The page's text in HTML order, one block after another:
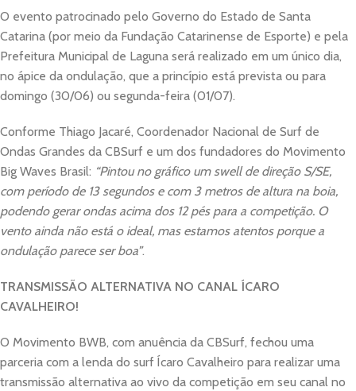
O evento patrocinado pelo Governo do Estado de Santa
Catarina (por meio da Fundação Catarinense de Esporte) e pela
Prefeitura Municipal de Laguna será realizado em um único dia,
no ápice da ondulação, que a princípio está prevista ou para
domingo (30/06) ou segunda-feira (01/07).
Conforme Thiago Jacaré, Coordenador Nacional de Surf de
Ondas Grandes da CBSurf e um dos fundadores do Movimento
Big Waves Brasil: “Pintou no gráfico um swell de direção S/SE,
com período de 13 segundos e com 3 metros de altura na boia,
podendo gerar ondas acima dos 12 pés para a competição. O
vento ainda não está o ideal, mas estamos atentos porque a
ondulação parece ser boa”.
TRANSMISSÃO ALTERNATIVA NO CANAL ÍCARO
CAVALHEIRO!
O Movimento BWB, com anuência da CBSurf, fechou uma
parceria com a lenda do surf Ícaro Cavalheiro para realizar uma
transmissão alternativa ao vivo da competição em seu canal no